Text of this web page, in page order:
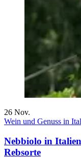
26 Nov.
Wein und Genuss in
Nebbiolo in
Rebsorte